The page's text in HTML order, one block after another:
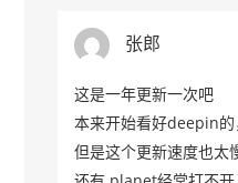
张郎
这是一年更新一次吧
本来开始看好deepin
但是这个更新速度也